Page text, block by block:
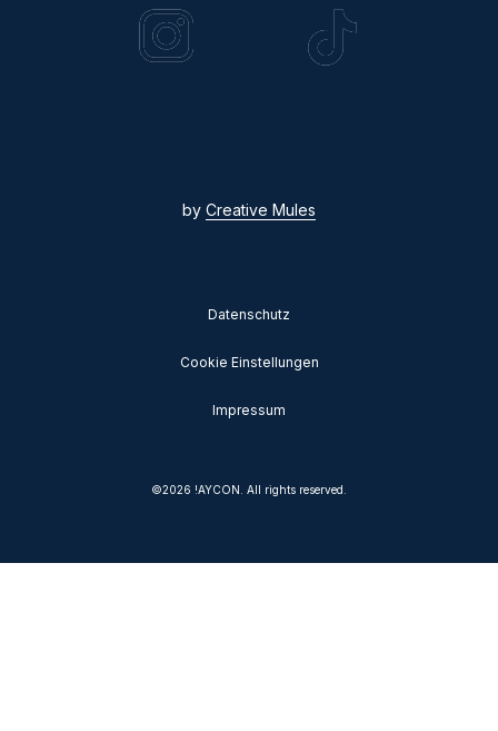
Datenschutz
Cookie Einstellungen
Impressum
by Creative Mules
©2026 !AYCON. All rights reserved.